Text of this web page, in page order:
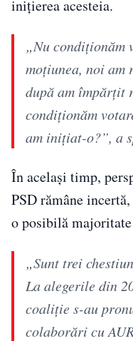
inițierea acesteia.
„Nu
moțiunea, noi am
după am împărțit
condiționăm
am inițiat-o?”, a
În același timp,
PSD rămâne
o posibilă
„Sunt trei
La alegerile din
coaliție s-au
colaborări cu